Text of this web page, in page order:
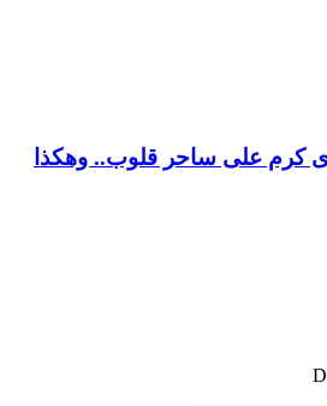
كرم على ساحر قلوب.. وهكذا